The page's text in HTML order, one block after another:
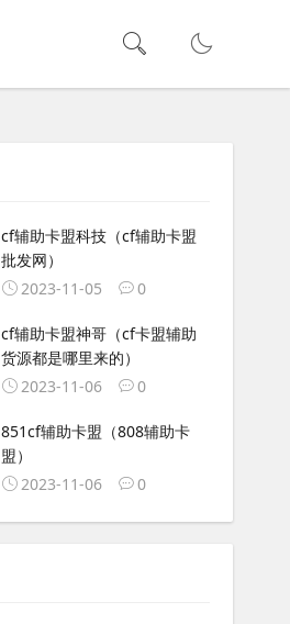
cf辅助卡盟科技（cf辅助卡盟
批发网）
2023-11-05
0
cf辅助卡盟神哥（cf卡盟辅助
货源都是哪里来的）
2023-11-06
0
851cf辅助卡盟（808辅助卡
盟）
2023-11-06
0